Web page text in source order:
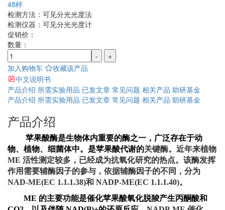
48样
检测方法： 可见分光光度法
检测仪器： 可见分光光度计
促销价：
数量：
-
+
加入购物车
收藏该产品
中文说明书
产品介绍 所需实验用品 已发文章 常见问题 相关产品 助研基金
产品介绍 所需实验用品 已发文章 常见问题 相关产品 助研基金
产品介绍
苹果酸酶是生物体内重要的酶之一，广泛存在于动
物、植物、细菌体中。是苹果酸代谢的关键酶。近年来植物
ME 活性测定较多，已经成为抗氧化研究的热点。该酶发挥
作用需要辅酶因子的参与，依据辅酶因子的不同，分为
NAD-ME(EC 1.1.1.38)和 NADP-ME(EC 1.1.1.40)。
ME 的主要功能是催化苹果酸氧化脱羧产生丙酮酸和